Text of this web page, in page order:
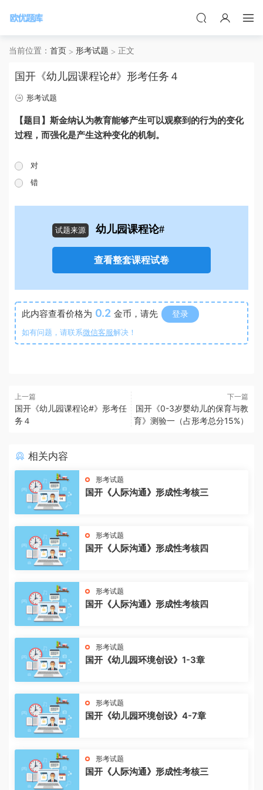
当前位置： 首页 形考试题 正文
国开《幼儿园课程论#》形考任务４
形考试题
【题目】斯金纳认为教育能够产生可以观察到的行为的变化
过程，而强化是产生这种变化的机制。
对
错
试题来源 幼儿园课程论#
查看整套课程试卷
此内容查看价格为 0.2 金币，请先 登录
如有问题，请联系微信客服解决！
上一篇
国开《幼儿园课程论#》形考任
务４
下一篇
国开《0-3岁婴幼儿的保育与教
育》测验一（占形考总分15%）
相关内容
形考试题
国开《人际沟通》形成性考核三
形考试题
国开《人际沟通》形成性考核四
形考试题
国开《人际沟通》形成性考核四
形考试题
国开《幼儿园环境创设》1-3章
形考试题
国开《幼儿园环境创设》4-7章
形考试题
国开《人际沟通》形成性考核三